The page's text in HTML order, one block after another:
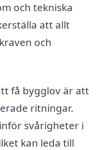
och tekniska
att allt
och
få bygglov är att
ritningar.
svårigheter i
kan leda till